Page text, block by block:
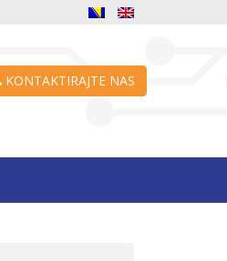
KONTAKTIRAJTE NAS